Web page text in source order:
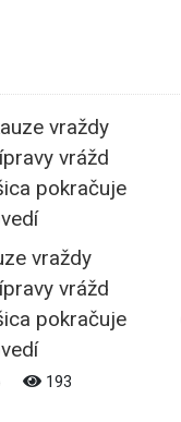
vraždy
vrážd
pokračuje
193